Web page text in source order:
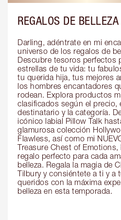
REGALOS DE BELLEZA
Darling, adéntrate en mi
universo de los regalos de
Descubre tesoros perfectos
estrellas de tu vida: tu
tu querida hija, tus mejores
los hombres encantadores
rodean. Explora productos
clasificados según el precio,
destinatario y la categoría.
icónico labial Pillow Talk
glamurosa colección
Flawless, así como mi
Treasure Chest of Emotions,
regalo perfecto para cada
belleza. Regala la magia de
Tilbury y consiéntete a ti y a
queridos con la máxima
belleza en esta temporada.